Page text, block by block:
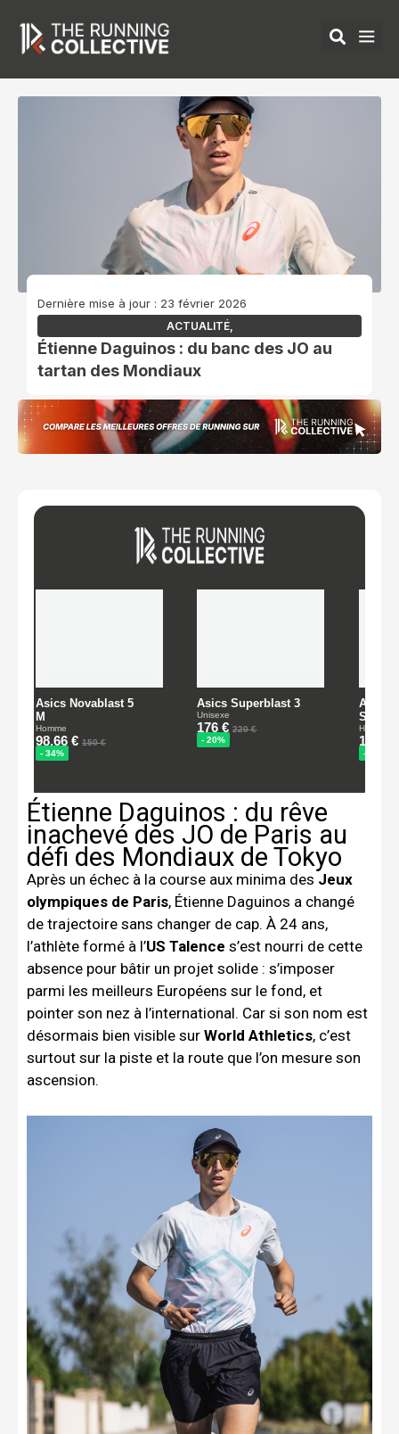
contenu
Dernière mise à jour : 23 février 2026
ACTUALITÉ,
Étienne Daguinos : du banc des JO au
tartan des Mondiaux
Étienne Daguinos : du rêve
inachevé des JO de Paris au
défi des Mondiaux de Tokyo
Après un échec à la course aux minima des Jeux
olympiques de Paris, Étienne Daguinos a changé
de trajectoire sans changer de cap. À 24 ans,
l’athlète formé à l’US Talence s’est nourri de cette
absence pour bâtir un projet solide : s’imposer
parmi les meilleurs Européens sur le fond, et
pointer son nez à l’international. Car si son nom est
désormais bien visible sur World Athletics, c’est
surtout sur la piste et la route que l’on mesure son
ascension.